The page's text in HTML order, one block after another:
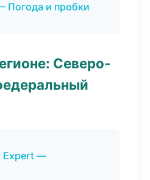
Погода и пробки
Северо-
Expert —